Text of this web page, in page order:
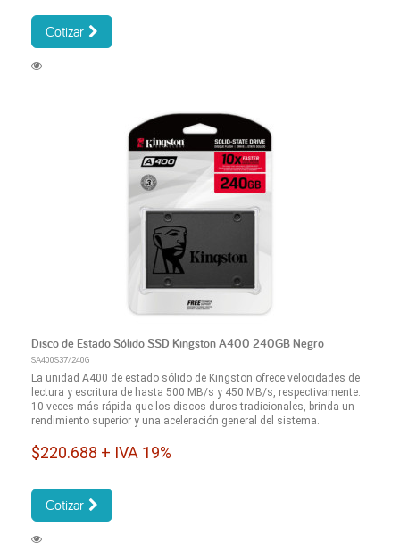
Cotizar
Disco de Estado Sólido SSD Kingston A400 240GB Negro
SA400S37/240G
La unidad A400 de estado sólido de Kingston ofrece velocidades de
lectura y escritura de hasta 500 MB/s y 450 MB/s, respectivamente.
10 veces más rápida que los discos duros tradicionales, brinda un
rendimiento superior y una aceleración general del sistema.
$220.688 + IVA 19%
Cotizar